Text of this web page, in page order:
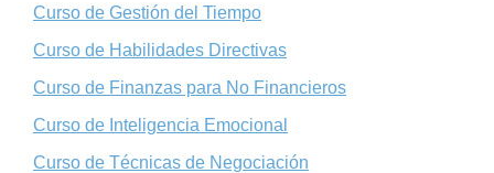
Curso de Gestión del Tiempo
Curso de Habilidades Directivas
Curso de Finanzas para No Financieros
Curso de Inteligencia Emocional
Curso de Técnicas de Negociación